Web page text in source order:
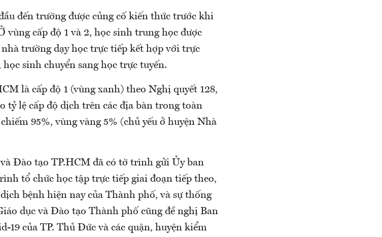
đến trường được củng cố kiến thức trước khi
cấp độ 1 và 2, học sinh trung học được
trường dạy học trực tiếp kết hợp với trực
sinh chuyển sang học trực tuyến.
là cấp độ 1 (vùng xanh) theo Nghị quyết 128,
tỷ lệ cấp độ dịch trên các địa bàn trong toàn
95%, vùng vàng 5% (chủ yếu ở huyện Nhà
Đào tạo TP.HCM đã có tờ trình gửi Ủy ban
tổ chức học tập trực tiếp giai đoạn tiếp theo,
bệnh hiện nay của Thành phố, và sự thống
dục và Đào tạo Thành phố cũng đề nghị Ban
19 của TP. Thủ Đức và các quận, huyện kiểm